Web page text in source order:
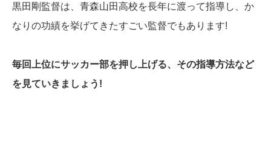
黒田剛監督は、青森山田高校を長年に渡って指導し、か
なりの功績を挙げてきたすごい監督でもあります!
毎回上位にサッカー部を押し上げる、その指導方法など
を見ていきましょう!